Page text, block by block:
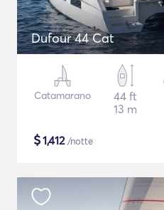
Dufour 44 Cat
Catamarano
44 ft
13 m
$1,412/notte